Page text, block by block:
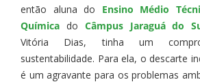
então aluna do Ensino Médio
Química do Câmpus Jaraguá do
Vitória Dias, tinha um
sustentabilidade. Para ela, o descarte
é um agravante para os problemas